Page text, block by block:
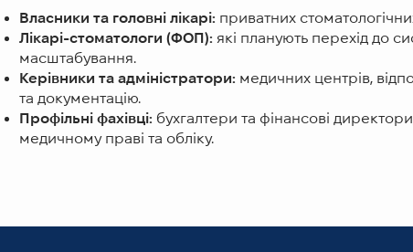
Власники та головні лікарі: приватних
Лікарі-стоматологи (ФОП): які планують перехід до
масштабування.
Керівники та адміністратори: медичних центрів,
та документацію.
Профільні фахівці: бухгалтери та фінансові
медичному праві та обліку.